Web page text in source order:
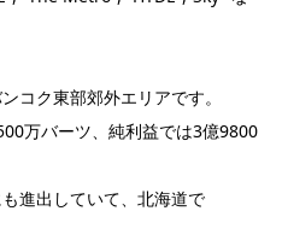
コク東部郊外エリアです。
万バーツ、純利益では3億9800
進出していて、北海道で